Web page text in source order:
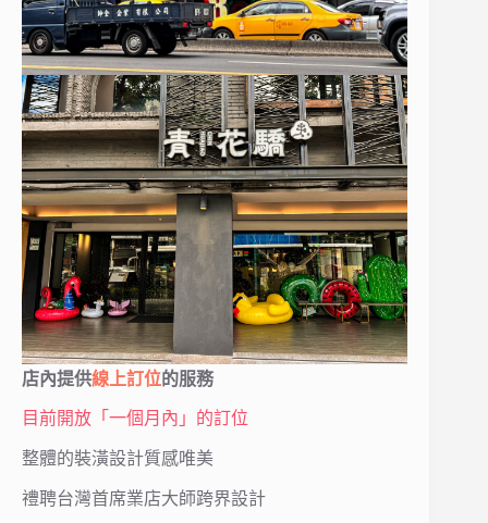
店內提供線上訂位的服務
目前開放「一個月內」的訂位
整體的裝潢設計質感唯美
禮聘台灣首席業店大師跨界設計